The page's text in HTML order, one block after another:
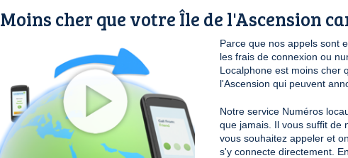
Moins cher que votre Île de l'Ascension
Parce que nos appels sont
les frais de connexion ou
Localphone est moins cher
l'Ascension qui peuvent
Notre service Numéros
que jamais. Il vous suffit de
vous souhaitez appeler et
s'y connecte directement.